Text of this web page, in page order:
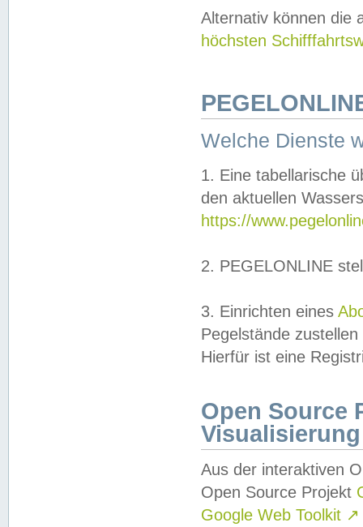
Alternativ können die
höchsten
Welche Dienste
1. Eine tabellarische
den aktuellen
https://
2. PEGELONLINE
3. Einrichten eines
Pegelstände
Hierfür ist eine
Open Source
Visualisierung
Aus der interaktiven
Open Source Projekt
Google Web Toolkit ↗